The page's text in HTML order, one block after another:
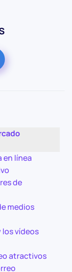
en línea
de
medios
los vídeos
atractivos